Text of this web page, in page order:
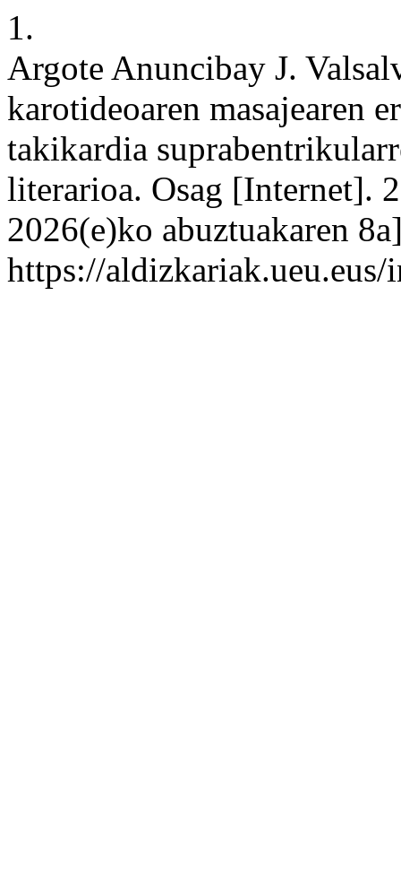
1.
Argote Anuncibay J.
karotideoaren masajearen
takikardia
literarioa. Osag [Internet].
2026(e)ko abuztuakaren
https://